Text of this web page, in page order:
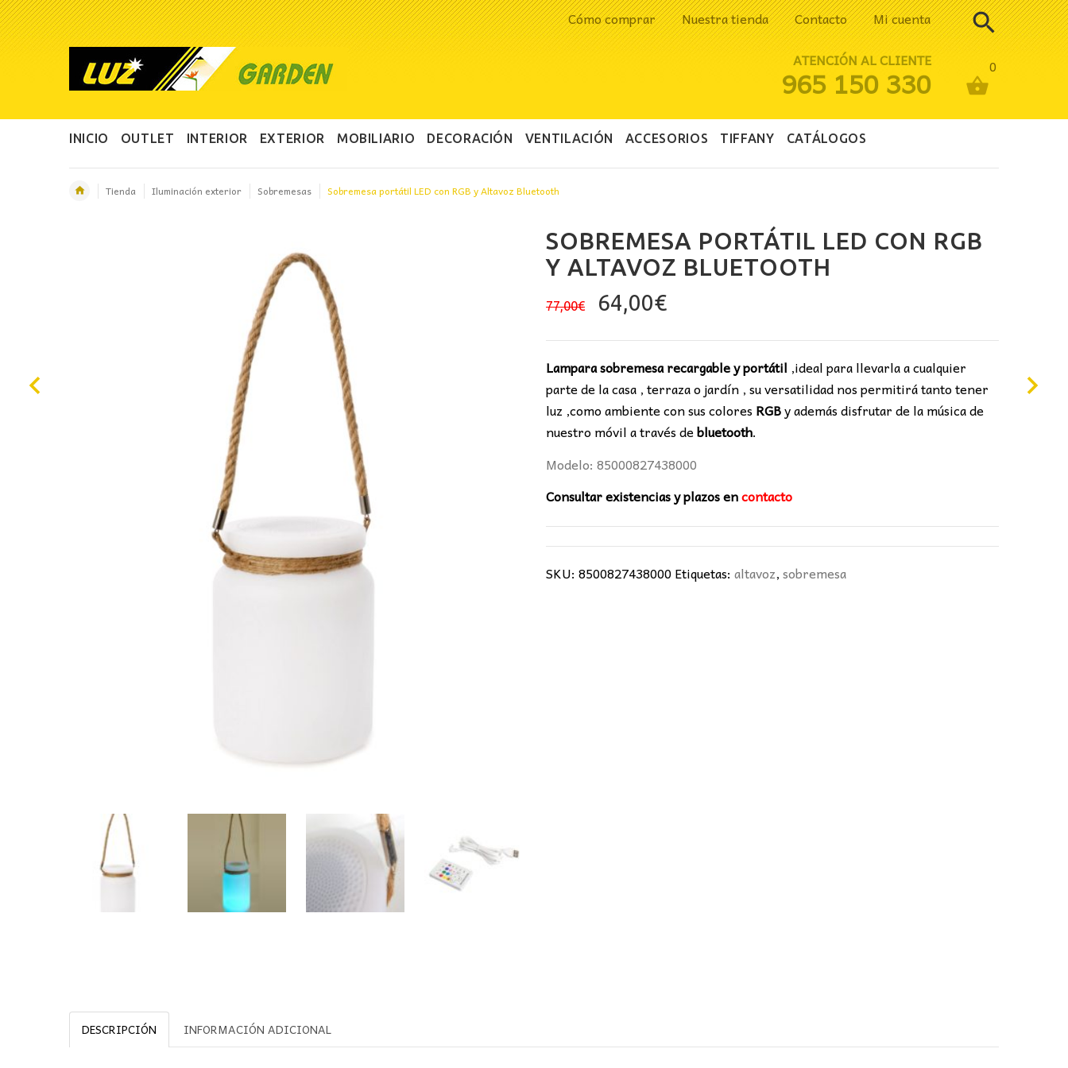
Cómo comprar Nuestra tienda Contacto Mi cuenta
0
ATENCIÓN AL CLIENTE
965 150 330
INICIO OUTLET INTERIOR EXTERIOR MOBILIARIO DECORACIÓN VENTILACIÓN ACCESORIOS TIFFANY CATÁLOGOS
Tienda Iluminación exterior Sobremesas Sobremesa portátil LED con RGB y Altavoz Bluetooth
SOBREMESA PORTÁTIL LED CON RGB
Y ALTAVOZ BLUETOOTH
77,00€
El
original
era:
77,00€.
64,00€El
actual
es:
64,00€.
Lampara sobremesa recargable y portátil ,ideal para llevarla a cualquier
parte de la casa , terraza o jardín , su versatilidad nos permitirá tanto tener
luz ,como ambiente con sus colores RGBy además disfrutar de la música de
nuestro móvil a través debluetooth.
Modelo: 85000827438000
Consultar existencias y plazos encontacto
SKU: 8500827438000Etiquetas: altavoz,sobremesa
DESCRIPCIÓN INFORMACIÓN ADICIONAL